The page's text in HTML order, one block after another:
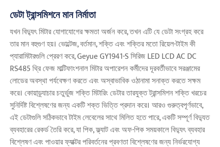
ডেটা ট্রান্সমিশনে মান নির্মাতা
যখন বিদ্যুৎ মিটার যোগাযোগের ক্ষমতা অর্জন করে, তখন এটি যে ডেটা সংগ্রহ করে
তার মান বহুগুণ হয়। ভোল্টেজ, বর্তমান, শক্তি এবং শক্তির মতো রিয়েল-টাইম কী
প্যারামিটারগুলি প্রেরণ করে, Geyue GY1941-S সিরিজ LED LCD AC DC
RS485 থ্রি ফেজ মাল্টিফাংশনাল মিটার অপারেশন কর্মীদের দূরবর্তীভাবে সরঞ্জামের
লোডের অবস্থা পর্যবেক্ষণ করতে এবং অস্বাভাবিক ওঠানামা সনাক্ত করতে সক্ষম
করে। কোয়াড্র্যাচার চতুর্ভুজ শক্তি মিটারিং ডেটার তারযুক্ত ট্রান্সমিশন শক্তি খরচের
সুনির্দিষ্ট বিশ্লেষণের জন্য একটি শক্ত ভিত্তি প্রদান করে। আরও গুরুত্বপূর্ণভাবে,
এই ডেটাগুলি সঠিকভাবে টাইম লেবেলের সাথে মিলিত হতে পারে, একটি সম্পূর্ণ বিদ্যুত
ব্যবহারের রেকর্ড তৈরি করে, যা পিক, ফ্ল্যাট এবং অফ-পিক সময়কালে বিদ্যুৎ ব্যবহার
বিশ্লেষণ এবং পাওয়ার ফ্যাক্টর পরিবর্তনের প্রবণতা বিশ্লেষণের জন্য নির্ভরযোগ্য